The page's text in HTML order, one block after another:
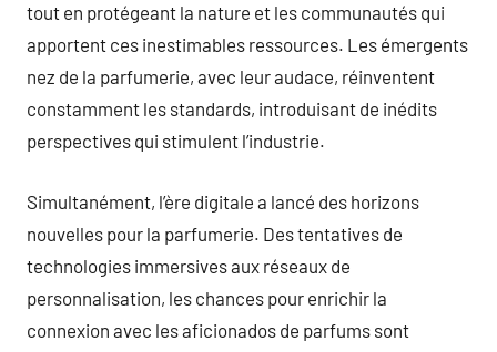
tout en protégeant la nature et les communautés qui
apportent ces inestimables ressources. Les émergents
nez de la parfumerie, avec leur audace, réinventent
constamment les standards, introduisant de inédits
perspectives qui stimulent l’industrie.
Simultanément, l’ère digitale a lancé des horizons
nouvelles pour la parfumerie. Des tentatives de
technologies immersives aux réseaux de
personnalisation, les chances pour enrichir la
connexion avec les aficionados de parfums sont